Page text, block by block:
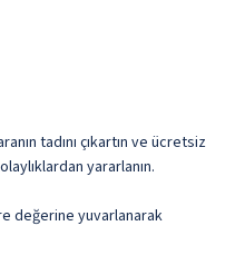
tadını çıkartın ve ücretsiz
yararlanın.
değerine yuvarlanarak